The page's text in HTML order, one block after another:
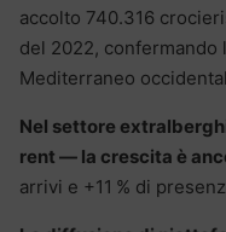
accolto 740.316
del 2022, confermando
Mediterraneo
Nel settore
rent — la crescita è
arrivi e +11 % di